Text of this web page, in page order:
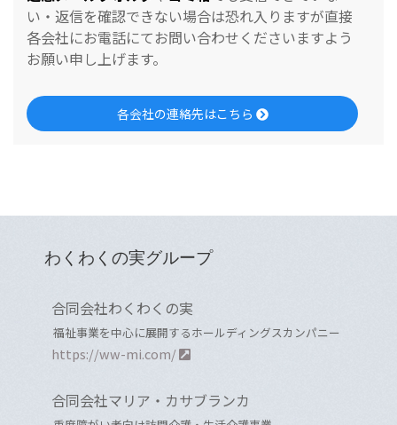
い・返信を確認できない場合は恐れ入りますが直接
各会社にお電話にてお問い合わせくださいますよう
お願い申し上げます。
各会社の連絡先はこちら
わくわくの実グループ
合同会社わくわくの実
福祉事業を中心に展開するホールディングスカンパニー
https://ww-mi.com/
合同会社マリア・カサブランカ